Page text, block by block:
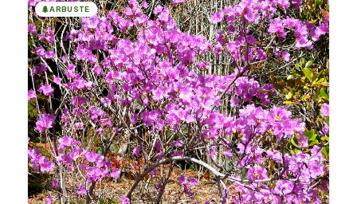
🌲ARBUSTE